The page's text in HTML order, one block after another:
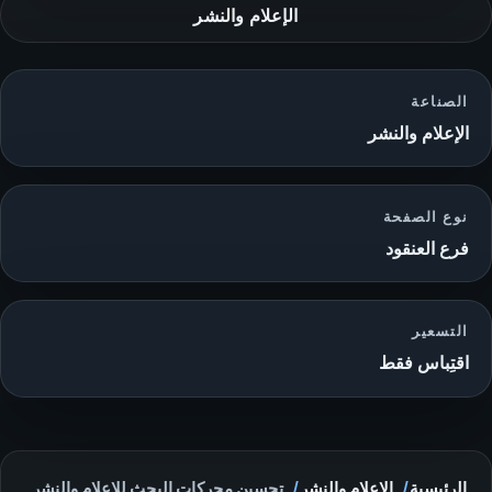
الإعلام والنشر
الصناعة
الإعلام والنشر
نوع الصفحة
فرع العنقود
التسعير
اقتِباس فقط